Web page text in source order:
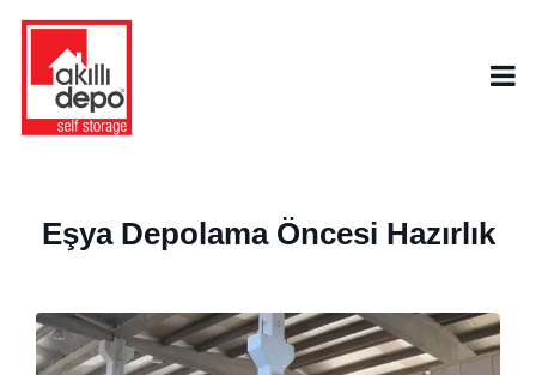
Eşya Depolama Öncesi Hazırlık